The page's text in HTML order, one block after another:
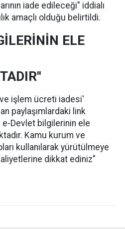
iade edileceği" iddialı
amaçlı olduğu belirtildi.
ELE
işlem ücreti iadesi'
paylaşımlardaki link
e-Devlet bilgilerinin ele
Kamu kurum ve
kullanılarak yürütülmeye
dikkat ediniz"